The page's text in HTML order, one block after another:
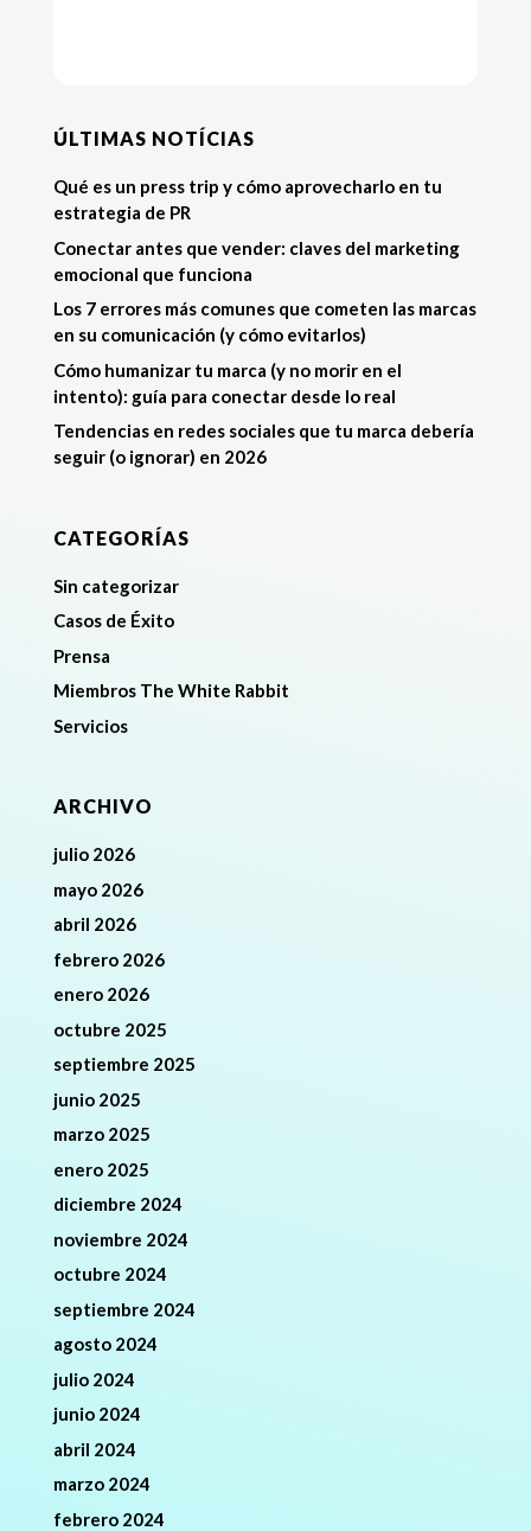
ÚLTIMAS NOTÍCIAS
Qué es un press trip y cómo aprovecharlo en tu
estrategia de PR
Conectar antes que vender: claves del marketing
emocional que funciona
Los 7 errores más comunes que cometen las marcas
en su comunicación (y cómo evitarlos)
Cómo humanizar tu marca (y no morir en el
intento): guía para conectar desde lo real
Tendencias en redes sociales que tu marca debería
seguir (o ignorar) en 2026
CATEGORÍAS
Sin categorizar
Casos de Éxito
Prensa
Miembros The White Rabbit
Servicios
ARCHIVO
julio 2026
mayo 2026
abril 2026
febrero 2026
enero 2026
octubre 2025
septiembre 2025
junio 2025
marzo 2025
enero 2025
diciembre 2024
noviembre 2024
octubre 2024
septiembre 2024
agosto 2024
julio 2024
junio 2024
abril 2024
marzo 2024
febrero 2024